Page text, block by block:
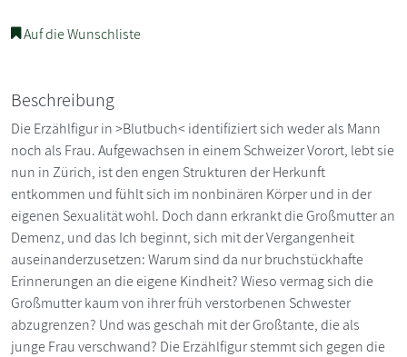
Auf die Wunschliste
Beschreibung
Die Erzählfigur in >Blutbuch< identifiziert sich weder als Mann
noch als Frau. Aufgewachsen in einem Schweizer Vorort, lebt sie
nun in Zürich, ist den engen Strukturen der Herkunft
entkommen und fühlt sich im nonbinären Körper und in der
eigenen Sexualität wohl. Doch dann erkrankt die Großmutter an
Demenz, und das Ich beginnt, sich mit der Vergangenheit
auseinanderzusetzen: Warum sind da nur bruchstückhafte
Erinnerungen an die eigene Kindheit? Wieso vermag sich die
Großmutter kaum von ihrer früh verstorbenen Schwester
abzugrenzen? Und was geschah mit der Großtante, die als
junge Frau verschwand? Die Erzählfigur stemmt sich gegen die